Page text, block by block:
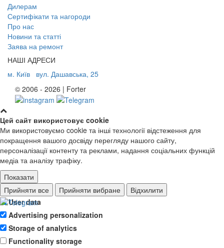
Дилерам
Сертифікати та нагороди
Про нас
Новини та статті
Заява на ремонт
НАШІ АДРЕСИ
м. Київ
вул. Дашавська, 25
© 2006 - 2026 | Forter
Цей сайт використовує cookie
Ми використовуємо cookie та інші технології відстеження для
покращення вашого досвіду перегляду нашого сайту,
персоналізації контенту та реклами, надання соціальних функцій
медіа та аналізу трафіку.
Показати
Ad storage
User data
Advertising personalization
Storage of analytics
Functionality storage
Прийняти все Прийняти вибране Відхилити